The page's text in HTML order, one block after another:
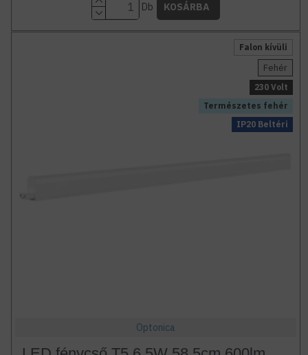
Db KOSÁRBA
Természetes fehér
Falon kívüli
IP20 Beltéri
Fehér
230 Volt
Optonica